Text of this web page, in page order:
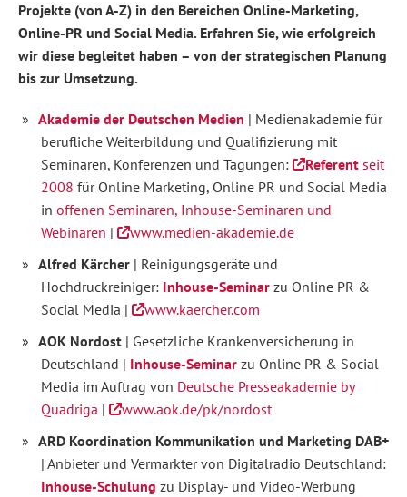
Projekte (von A-Z) in den Bereichen Online-Marketing,
Online-PR und Social Media. Erfahren Sie, wie erfolgreich
wir diese begleitet haben – von der strategischen Planung
bis zur Umsetzung.
Akademie der Deutschen Medien | Medienakademie für
berufliche Weiterbildung und Qualifizierung mit
Seminaren, Konferenzen und Tagungen:
Referent seit
2008 für Online Marketing, Online PR und Social Media
in offenen Seminaren, Inhouse-Seminaren und
Webinaren |
www.medien-akademie.de
Alfred Kärcher | Reinigungsgeräte und
Hochdruckreiniger: Inhouse-Seminar zu Online PR &
Social Media |
www.kaercher.com
AOK Nordost | Gesetzliche Krankenversicherung in
Deutschland | Inhouse-Seminar zu Online PR & Social
Media im Auftrag von Deutsche Presseakademie by
Quadriga |
www.aok.de/pk/nordost
ARD Koordination Kommunikation und Marketing DAB+
| Anbieter und Vermarkter von Digitalradio Deutschland:
Inhouse-Schulung zu Display- und Video-Werbung